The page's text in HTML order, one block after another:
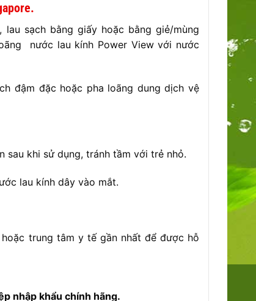
lau sạch bằng giấy hoặc bằng giẻ/mùng
nước lau kính Power View với nước
đậm đặc hoặc pha loãng dung dịch vệ
sau khi sử dụng, tránh tầm với trẻ nhỏ.
lau kính dây vào mắt.
trung tâm y tế gần nhất để được hỗ
nhập khẩu chính hãng.